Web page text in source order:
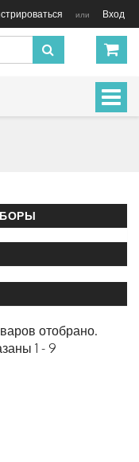
или Вход
отобрано.
1 - 9